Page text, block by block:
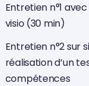
Entretien n°1
visio (30 min)
Entretien n°2 sur
réalisation d’un
compétences